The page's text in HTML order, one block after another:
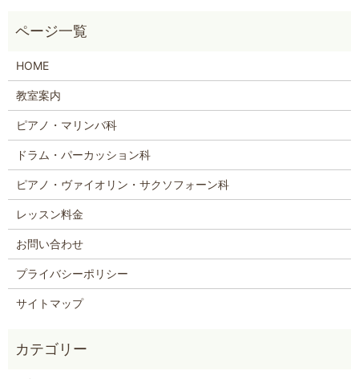
HOME
教室案内
ピアノ・マリンバ科
ドラム・パーカッション科
ピアノ・ヴァイオリン・サクソフォーン科
レッスン料金
お問い合わせ
プライバシーポリシー
サイトマップ